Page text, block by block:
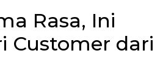
Rasa, Ini
Customer dari